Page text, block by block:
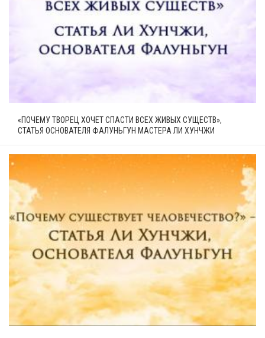
«ПОЧЕМУ ТВОРЕЦ ХОЧЕТ СПАСТИ ВСЕХ ЖИВЫХ СУЩЕСТВ»,
СТАТЬЯ ОСНОВАТЕЛЯ ФАЛУНЬГУН МАСТЕРА ЛИ ХУНЧЖИ